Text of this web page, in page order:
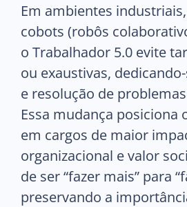
Em ambientes
cobots (robôs
o Trabalhador 5.0 evite
ou exaustivas,
e resolução de
Essa mudança posiciona
em cargos de maior
organizacional e valor
de ser “fazer mais” para
preservando a